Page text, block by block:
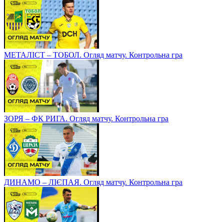
МЕТАЛІСТ – ТОБОЛ. Огляд матчу. Контрольна гра
ЗОРЯ – ФК РИГА. Огляд матчу. Контрольна гра
ДИНАМО – ЛІЄПАЯ. Огляд матчу. Контрольна гра